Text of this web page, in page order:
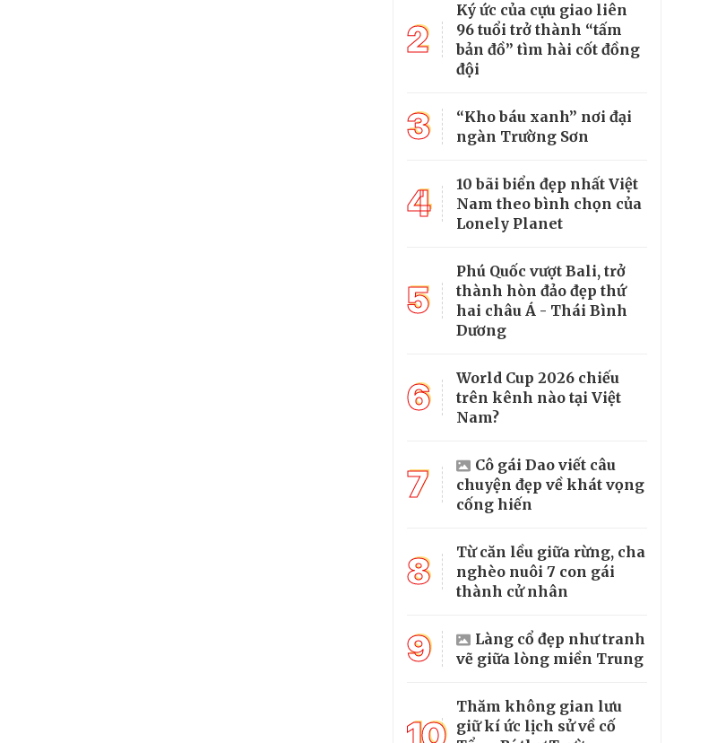
2
Ký ức của cựu giao liên
96 tuổi trở thành “tấm
bản đồ” tìm hài cốt đồng
đội
3
“Kho báu xanh” nơi đại
ngàn Trường Sơn
4
10 bãi biển đẹp nhất Việt
Nam theo bình chọn của
Lonely Planet
5
Phú Quốc vượt Bali, trở
thành hòn đảo đẹp thứ
hai châu Á - Thái Bình
Dương
6
World Cup 2026 chiếu
trên kênh nào tại Việt
Nam?
7
Cô gái Dao viết câu
chuyện đẹp về khát vọng
cống hiến
8
Từ căn lều giữa rừng, cha
nghèo nuôi 7 con gái
thành cử nhân
9
Làng cổ đẹp như tranh
vẽ giữa lòng miền Trung
Thăm không gian lưu
giữ kí ức lịch sử về cố